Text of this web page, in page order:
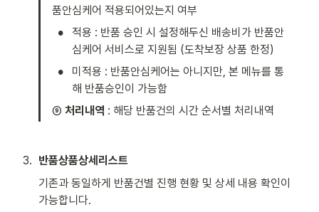
품안심케어 적용되어있는지 여부
•
적용 : 반품 승인 시 설정해두신 배송비가 반품안
심케어 서비스로 지원됨 (도착보장 상품 한정)
•
미적용 : 반품안심케어는 아니지만, 본 메뉴를 통
해 반품승인이 가능함
⑨ 처리내역 : 해당 반품건의 시간 순서별 처리내역
3. 반품상품상세리스트
기존과 동일하게 반품건별 진행 현황 및 상세 내용 확인이
가능합니다.